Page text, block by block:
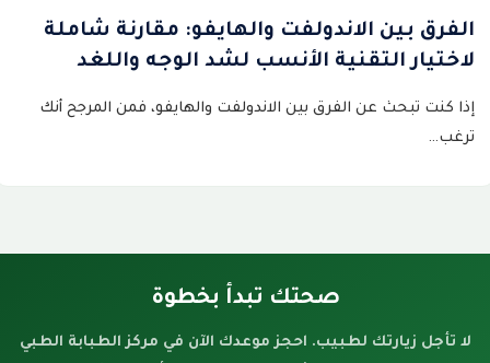
الفرق بين الاندولفت والهايفو: مقارنة شاملة
لاختيار التقنية الأنسب لشد الوجه واللغد
إذا كنت تبحث عن الفرق بين الاندولفت والهايفو، فمن المرجح أنك
ترغب…
صحتك تبدأ بخطوة
لا تأجل زيارتك لطبيب. احجز موعدك الآن في مركز الطبابة الطبي